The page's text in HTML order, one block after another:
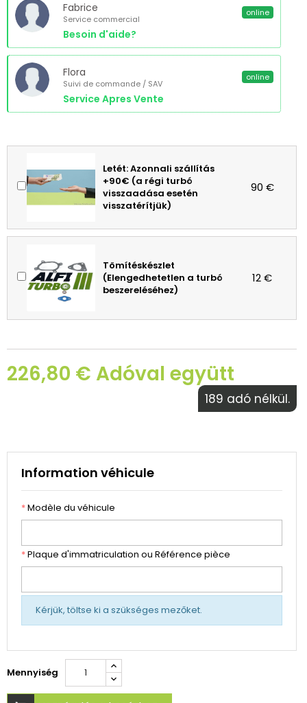
Fabrice
Service commercial
Besoin d'aide?
online
Flora
Suivi de commande / SAV
Service Apres Vente
online
Letét: Azonnali szállítás
+90€ (a régi turbó
visszaadása esetén
visszatérítjük)
90 €
Tömítéskészlet
(Elengedhetetlen a turbó
beszereléséhez)
12 €
226,80 € Adóval együtt
189 adó nélkül.
Information véhicule
*Modèle du véhicule
*Plaque d'immatriculation ou Référence pièce
Kérjük, töltse ki a szükséges mezőket.
Mennyiség